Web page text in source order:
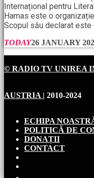
Internațional pentru
Hamas este o
Scopul său declarat este
TODAY26 JANUARY
© RADIO TV UNIREA
AUSTRIA | 2010-2024
ECHIPA
POLITICĂ DE
DONAȚII
CONTACT